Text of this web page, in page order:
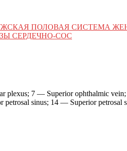
ПОЛОВАЯ СИСТЕМА
СЕРДЕЧНО-СОС
plexus; 7 — Superior ophthalmic
sinus; 14 — Superior